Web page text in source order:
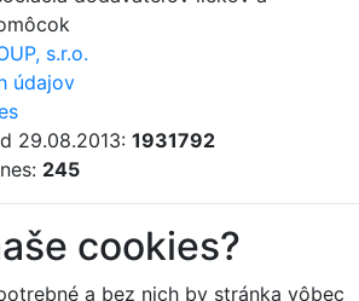
s.r.o.
údajov
29.08.2013: 1931792
245
cookies?
a bez nich by stránka vôbec